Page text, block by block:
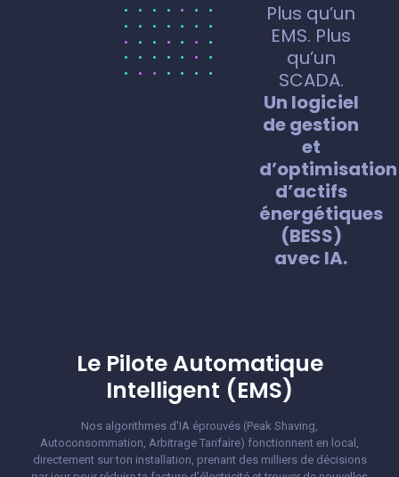
Plus qu’un
EMS. Plus
qu’un
SCADA.
Un logiciel
de gestion
et
d’optimisation
d’actifs
énergétiques
(BESS)
avec IA.
Le Pilote Automatique
Intelligent (EMS)
Nos algorithmes d’IA éprouvés (Peak Shaving,
Autoconsommation, Arbitrage Tarifaire) fonctionnent en local,
directement sur ton installation, prenant des milliers de décisions